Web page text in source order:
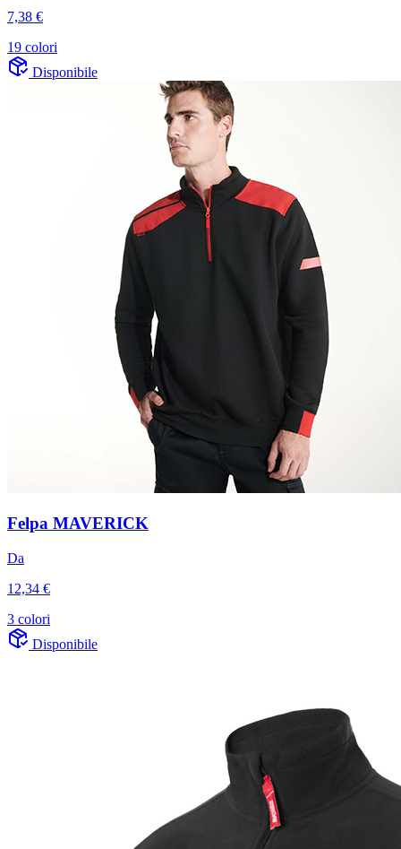
7,38 €
19 colori
Disponibile
Felpa MAVERICK
Da
12,34 €
3 colori
Disponibile